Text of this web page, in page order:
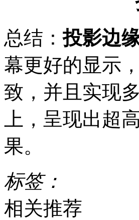
总结：投影边
幕更好的显示
致，并且实现
上，呈现出超
果。
标签：
相关推荐